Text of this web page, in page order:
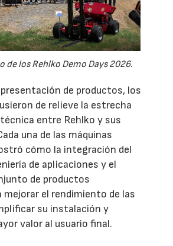
de los Rehlko Demo Days 2026.
presentación de productos, los
de relieve la estrecha
entre Rehlko y sus
una de las máquinas
cómo la integración del
de aplicaciones y el
de productos
mejorar el rendimiento de las
su instalación y
valor al usuario final.